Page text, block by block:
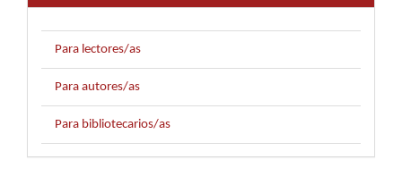
Para lectores/as
Para autores/as
Para bibliotecarios/as